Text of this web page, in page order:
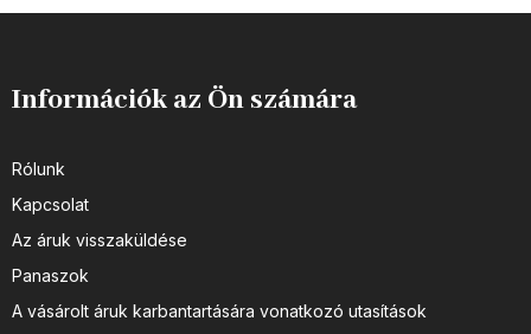
Információk az Ön számára
Rólunk
Kapcsolat
Az áruk visszaküldése
Panaszok
A vásárolt áruk karbantartására vonatkozó utasítások